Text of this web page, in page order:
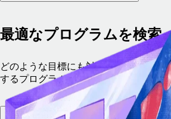
最適なプログラムを検索
どのような目標にも対応可能で、共に
するプログラムをご用意しています。